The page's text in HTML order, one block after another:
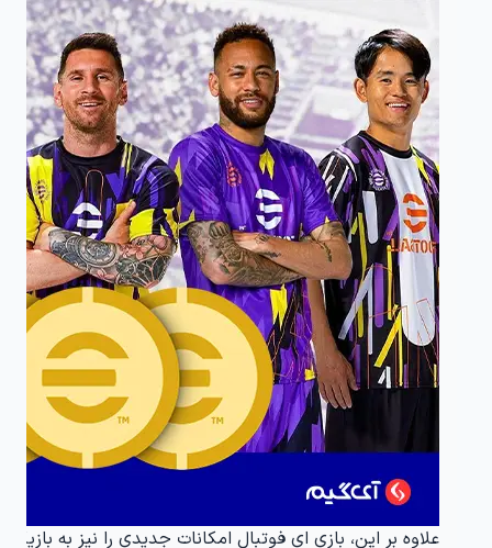
علاوه بر این، بازی ای فوتبال امکانات جدیدی را نیز به